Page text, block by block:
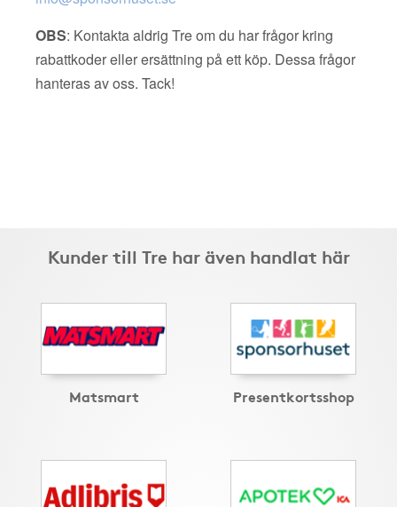
OBS: Kontakta aldrig Tre om du har frågor kring
rabattkoder eller ersättning på ett köp. Dessa frågor
hanteras av oss. Tack!
Kunder till Tre har även handlat här
Matsmart Presentkortsshop